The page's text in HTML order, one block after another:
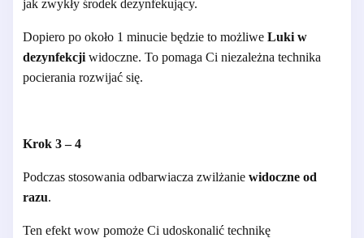
jak zwykły środek dezynfekujący.
Dopiero po około 1 minucie będzie to możliwe Luki w
dezynfekcji widoczne. To pomaga Ci niezależna technika
pocierania rozwijać się.
Krok 3 – 4
Podczas stosowania odbarwiacza zwilżanie widoczne od
razu.
Ten efekt wow pomoże Ci udoskonalić technikę